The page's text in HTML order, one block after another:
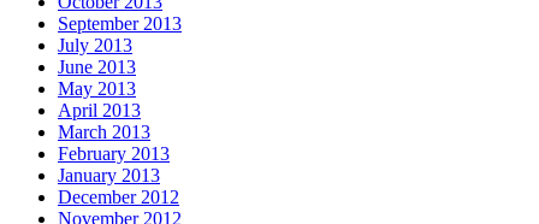
September 2013
July 2013
June 2013
May 2013
April 2013
March 2013
February 2013
January 2013
December 2012
November 2012